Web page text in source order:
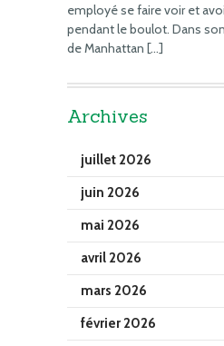
employé se faire voir et
pendant le boulot. Dans
de Manhattan […]
Archives
juillet 2026
juin 2026
mai 2026
avril 2026
mars 2026
février 2026